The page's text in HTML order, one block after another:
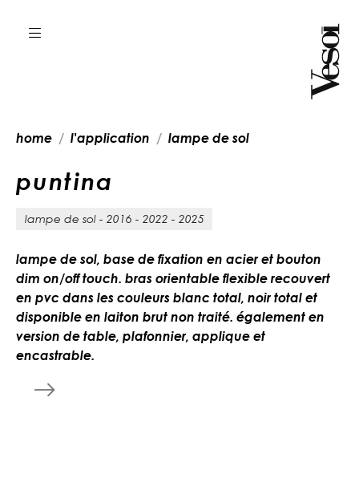
home l'application lampe de sol
puntina
lampe de sol - 2016 - 2022 - 2025
lampe de sol, base de fixation en acier et bouton
dim on/off touch. bras orientable flexible recouvert
en pvc dans les couleurs blanc total, noir total et
disponible en laiton brut non traité. également en
version de table, plafonnier, applique et
encastrable.